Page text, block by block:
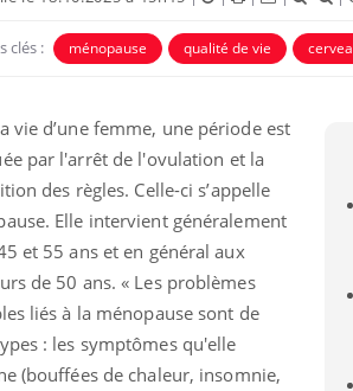
clés : ménopause qualité de vie
vie d’une femme, une période est
par l'arrêt de l'ovulation et la
des règles. Celle-ci s’appelle
Elle intervient généralement
et 55 ans et en général aux
de 50 ans. « Les problèmes
liés à la ménopause sont de
: les symptômes qu'elle
(bouffées de chaleur, insomnie,
Chikungunya, dengue,
West Nile : que se passe-
t-il dans le sud de la
Les médicaments GLP-1
protègent-ils aussi les os
?